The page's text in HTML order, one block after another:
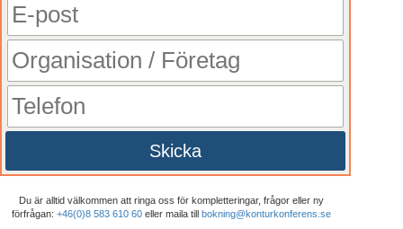
Skicka
Du är alltid välkommen att ringa oss för kompletteringar, frågor eller ny
förfrågan: +46(0)8 583 610 60eller maila till bokning@konturkonferens.se